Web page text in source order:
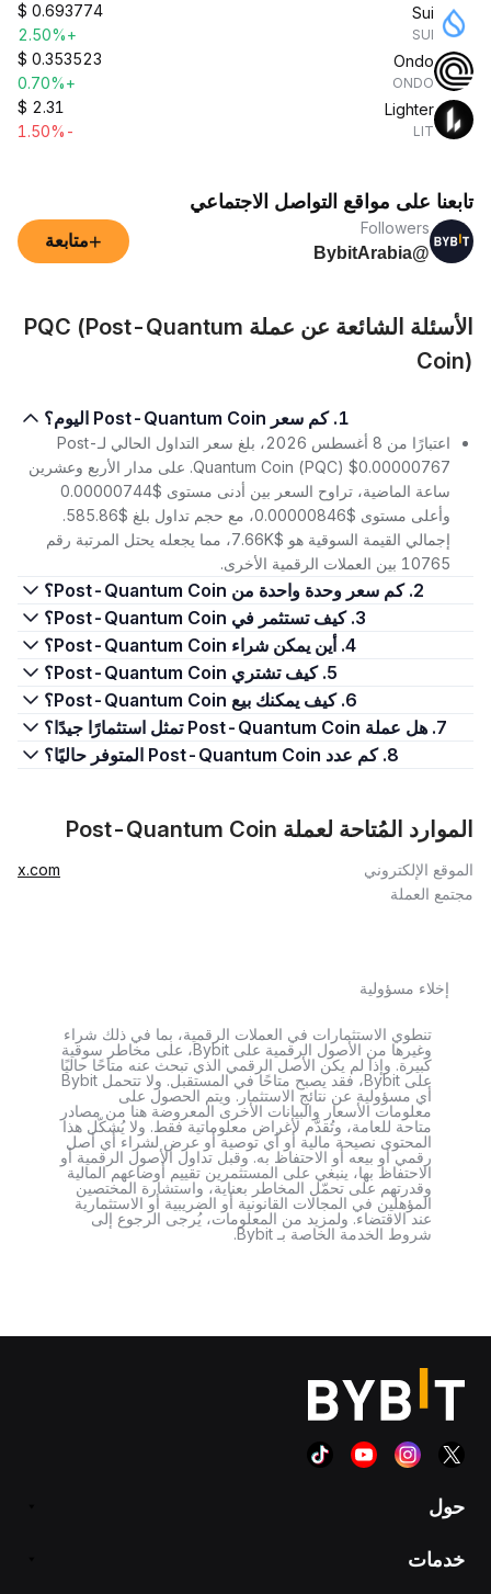
Sui
SUI
$ 0.693774
+2.50%
Ondo
ONDO
$ 0.353523
+0.70%
Lighter
LIT
$ 2.31
-1.50%
تابعنا على مواقع التواصل الاجتماعي
Followers
@BybitArabia
+متابعة
الأسئلة الشائعة عن عملة PQC (Post-Quantum
Coin)
1. كم سعر Post-Quantum Coin اليوم؟
اعتبارًا من 8 أغسطس 2026، بلغ سعر التداول الحالي لـPost-
Quantum Coin (PQC) $0.00000767. على مدار الأربع وعشرين
ساعة الماضية، تراوح السعر بين أدنى مستوى $0.00000744
وأعلى مستوى $0.00000846، مع حجم تداول بلغ $585.86.
إجمالي القيمة السوقية هو $7.66K، مما يجعله يحتل المرتبة رقم
10765 بين العملات الرقمية الأخرى.
2. كم سعر وحدة واحدة من Post-Quantum Coin؟
3. كيف تستثمر في Post-Quantum Coin؟
4. أين يمكن شراء Post-Quantum Coin؟
5. كيف تشتري Post-Quantum Coin؟
6. كيف يمكنك بيع Post-Quantum Coin؟
7. هل عملة Post-Quantum Coin تمثل استثمارًا جيدًا؟
8. كم عدد Post-Quantum Coin المتوفر حاليًا؟
الموارد المُتاحة لعملة Post-Quantum Coin
الموقع الإلكتروني
x.com
مجتمع العملة
إخلاء مسؤولية
تنطوي الاستثمارات في العملات الرقمية، بما في ذلك شراء
وغيرها من الأصول الرقمية على Bybit، على مخاطر سوقية
كبيرة. وإذا لم يكن الأصل الرقمي الذي تبحث عنه متاحًا حاليًا
على Bybit، فقد يصبح متاحًا في المستقبل. ولا تتحمل Bybit
أي مسؤولية عن نتائج الاستثمار. ويتم الحصول على
معلومات الأسعار والبيانات الأخرى المعروضة هنا من مصادر
متاحة للعامة، وتُقدَّم لأغراض معلوماتية فقط. ولا يُشكّل هذا
المحتوى نصيحة مالية أو أي توصية أو عرض لشراء أي أصل
رقمي أو بيعه أو الاحتفاظ به. وقبل تداول الأصول الرقمية أو
الاحتفاظ بها، ينبغي على المستثمرين تقييم أوضاعهم المالية
وقدرتهم على تحمّل المخاطر بعناية، واستشارة المختصين
المؤهلين في المجالات القانونية أو الضريبية أو الاستثمارية
عند الاقتضاء. ولمزيد من المعلومات، يُرجى الرجوع إلى
شروط الخدمة الخاصة بـ Bybit.
حول
خدمات